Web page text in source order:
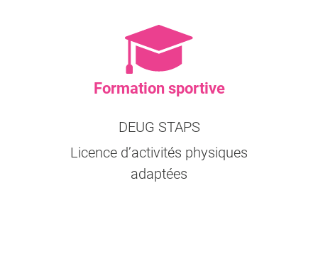
Formation sportive
DEUG STAPS
Licence d’activités physiques
adaptées